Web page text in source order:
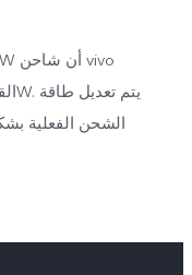
الشحن الفعلية